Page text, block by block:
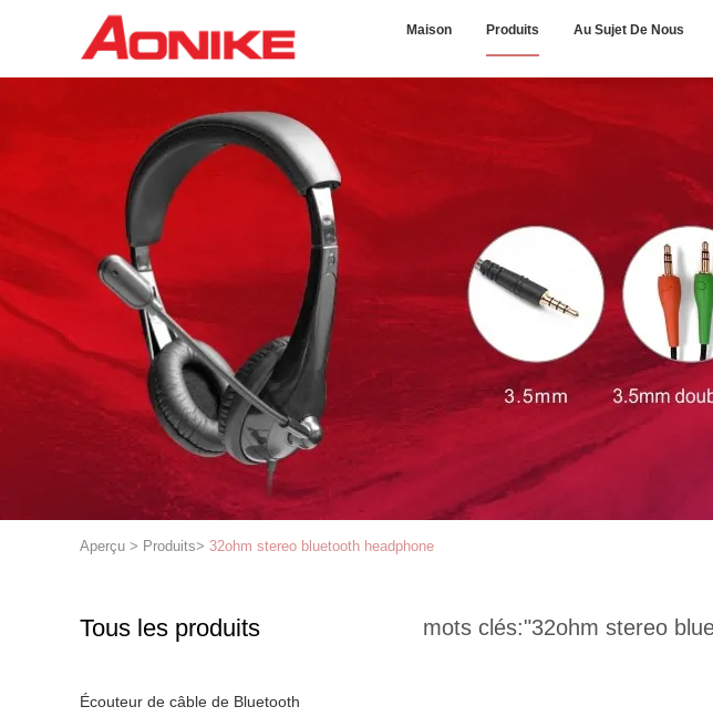
Maison Produits Au Sujet De Nous
Aperçu > Produits> 32ohm stereo bluetooth headphone
Tous les produits
Écouteur de câble de Bluetooth
mots clés:"32ohm stereo